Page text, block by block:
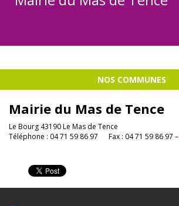
NOS COMMUNES
Mairie du Mas de Tence
Le Bourg 43190 Le Mas de Tence
Téléphone : 04 71 59 86 97 Fax : 04 71 59 86 97 –